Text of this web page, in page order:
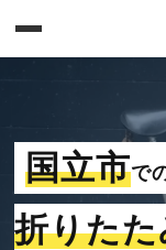
国立市で
折りた